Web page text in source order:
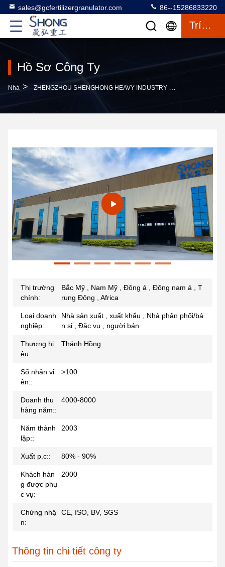
sales@gcfertilizergranulator.com 86--15286833220
Trích Dẫn
Hồ Sơ Công Ty
Nhà > ZHENGZHOU SHENGHONG HEAVY INDUSTRY TECHNOLOGY CO., LTD. Hồ Sơ Công Ty
Thị trường
chính:
Bắc Mỹ , Nam Mỹ , Đông á , Đông nam á , T
rung Đông , Africa
Loại doanh
nghiệp:
Nhà sản xuất , xuất khẩu , Nhà phân phối/bá
n sỉ , Đặc vụ , người bán
Thương hi
ệu:
Thánh Hồng
Số nhân vi
ên::
>100
Doanh thu
hàng năm::
4000-8000
Năm thành
lập::
2003
Xuất p.c:: 80% - 90%
Khách hàn
g được phụ
c vụ:
2000
Chứng nhậ
n:
CE, ISO, BV, SGS
Thông tin chi tiết công ty